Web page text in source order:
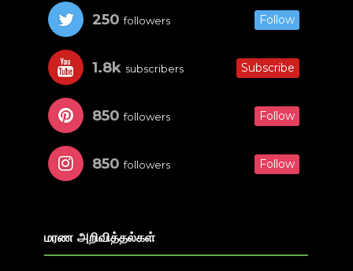
250 followers Follow
1.8k subscribers Subscribe
850 followers Follow
850 followers Follow
மரண அறிவித்தல்கள்